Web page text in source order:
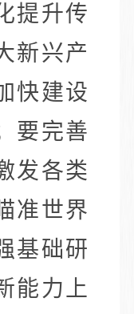
提升传
新兴产
快建设
要完善
发各类
准世界
基础研
能力上